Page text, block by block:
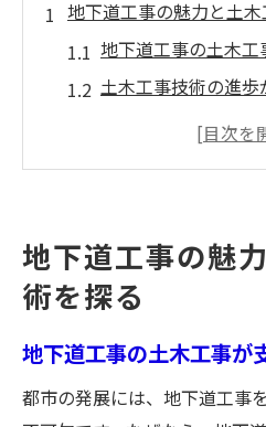
地下道工事の魅力と土
地下道工事の土木
土木工事技術の進
法
都市インフラを支え
性
順打ち逆打ち工法の違
地下道工事の魅
術を探る
地下道工事の土木工事が
都市の発展には、地下道工事